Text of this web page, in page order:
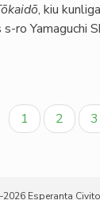
, kiu
ro Yamaguchi
Paĝo
1 Paĝo
2 3
Esperanta Civito